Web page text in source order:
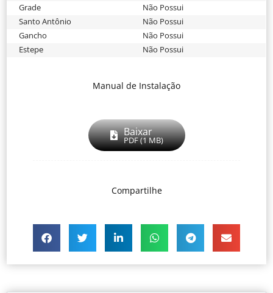
Grade
Não Possui
Santo Antônio
Não Possui
Gancho
Não Possui
Estepe
Não Possui
Manual de Instalação
Baixar
PDF (1 MB)
Compartilhe